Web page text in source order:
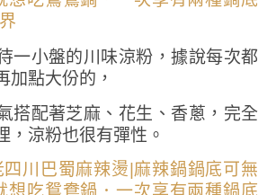
一小盤的川味涼粉，據說每次都
加點大份的，
搭配著芝麻、花生、香蔥，完全
，涼粉也很有彈性。